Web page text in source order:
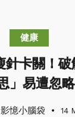
健康
針卡關！
」易遭忽略
影憶小腦袋 14